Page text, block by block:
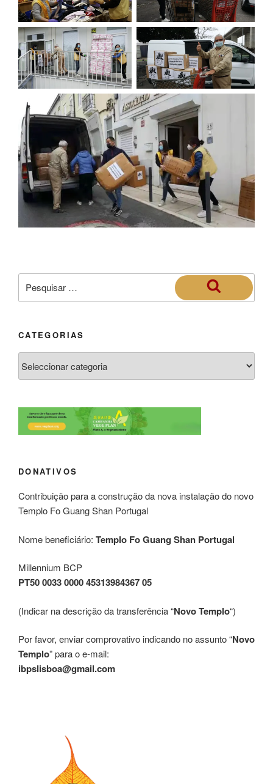
CATEGORIAS
DONATIVOS
Contribuição para a construção da nova instalação do novo
Templo Fo Guang Shan Portugal
Nome beneficiário: Templo Fo Guang Shan Portugal
Millennium BCP
PT50 0033 0000 45313984367 05
(Indicar na descrição da transferência “Novo Templo“)
Por favor, enviar comprovativo indicando no assunto “Novo
Templo” para o e-mail:
ibpslisboa@gmail.com